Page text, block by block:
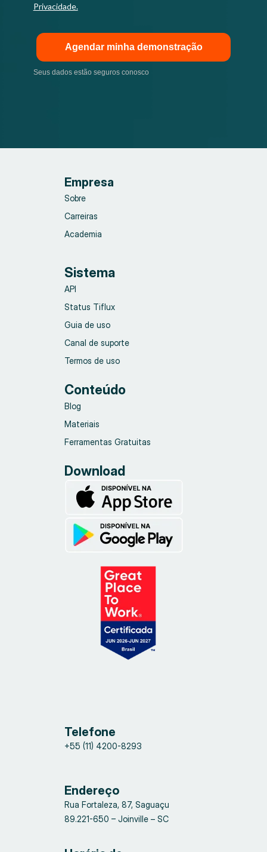
Privacidade.
Agendar minha demonstração
Seus dados estão seguros conosco
Empresa
Sobre
Carreiras
Academia
Sistema
API
Status Tiflux
Guia de uso
Canal de suporte
Termos de uso
Conteúdo
Blog
Materiais
Ferramentas Gratuitas
Download
Telefone
+55 (11) 4200-8293
Endereço
Rua Fortaleza, 87, Saguaçu
89.221-650 – Joinville – SC